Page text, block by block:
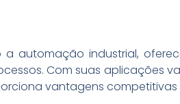
automação industrial,
Com suas aplicações
vantagens competitivas